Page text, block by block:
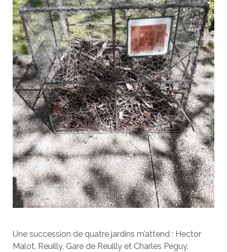
Une succession de quatre jardins m’attend : Hector
Malot, Reuilly, Gare de Reuilly et Charles Peguy.